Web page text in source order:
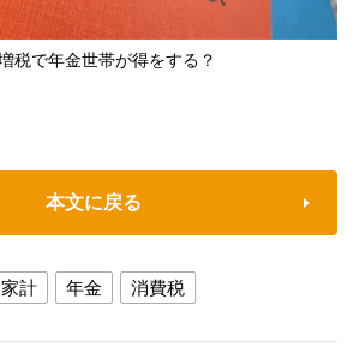
税で年金世帯が得をする？
本文に戻る
家計 年金 消費税